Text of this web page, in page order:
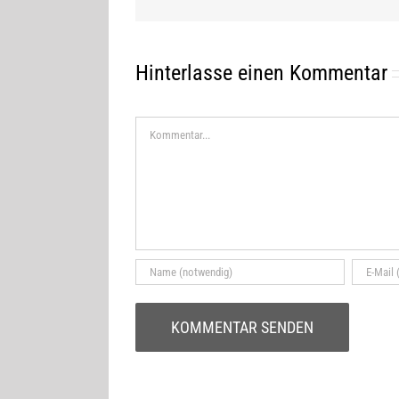
Hinterlasse einen Kommentar
Kommentar